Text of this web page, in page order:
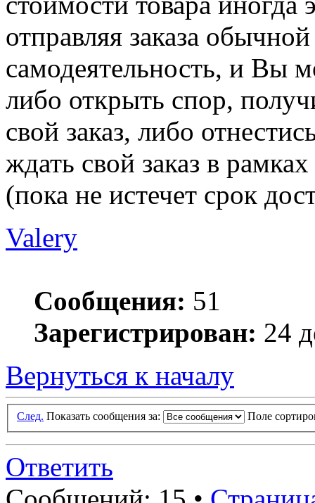
отправляя заказа
самодеятельность, и Вы
либо открыть спор,
свой заказ, либо
ждать свой заказ в
(пока не истечет срок
Valery
Сообщения: 51
Зарегистрирован: 24
Вернуться к началу
След. Показать сообщения за: Поле
Ответить